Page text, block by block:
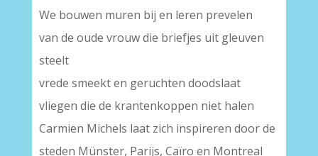
We bouwen muren bij en leren prevelen
van de oude vrouw die briefjes uit gleuven
steelt
vrede smeekt en geruchten doodslaat
vliegen die de krantenkoppen niet halen
Carmien Michels laat zich inspireren door de
steden Münster, Parijs, Caïro en Montreal